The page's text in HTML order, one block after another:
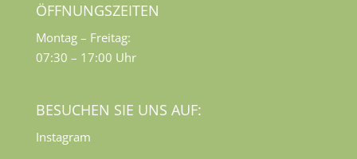
ÖFFNUNGSZEITEN
Montag – Freitag:
07:30 – 17:00 Uhr
BESUCHEN SIE UNS AUF:
Instagram